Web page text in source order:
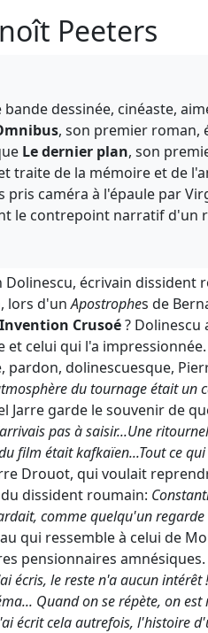
Peeters
dessinée, cinéaste,
, son premier roman,
Le dernier plan, son
traite de la mémoire et de
caméra à l'épaule par
le contrepoint narratif d'un
Dolinescu, écrivain
lors d'unApostrophes de
Invention Crusoé? Dolinescu
et celui qui l'a
pardon, dolinescuesque,
du tournage était un
Jarre garde le souvenir de
pas à saisir...Une
film était kafkaïen...Tout ce
Drouot, qui voulait
dissident roumain:
comme quelqu'un
qui ressemble à celui de
pensionnaires
écris, le reste n'a aucun intérêt
Quand on se répète, on est
écrit cela autrefois, l'histoire